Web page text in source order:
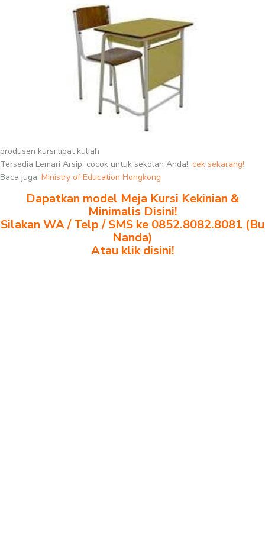
produsen kursi lipat kuliah
Tersedia Lemari Arsip, cocok untuk sekolah Anda!, cek sekarang!
Baca juga: Ministry of Education Hongkong
Dapatkan model Meja Kursi Kekinian &
Minimalis Disini!
Silakan WA / Telp / SMS ke 0852.8082.8081 (Bu
Nanda)
Atau klik disini!